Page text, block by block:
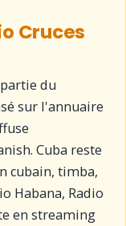
Cruces
du
sur l'annuaire
Cuba reste
cubain, timba,
Habana, Radio
en streaming